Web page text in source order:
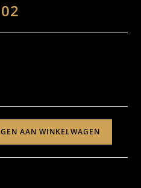
AAN WINKELWAGEN